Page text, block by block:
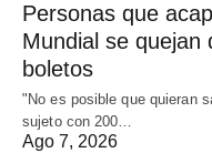
Personas que
Mundial se quejan
boletos
"No es posible que quieran
sujeto con 200…
Ago 7, 2026